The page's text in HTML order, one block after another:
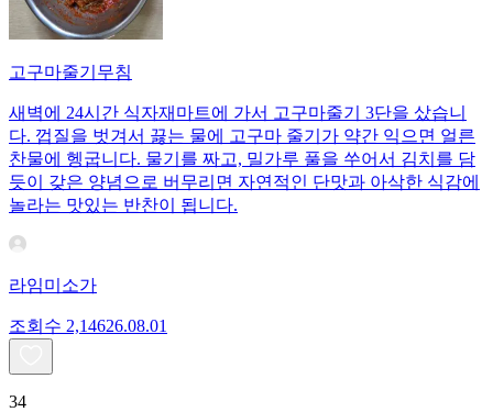
고구마줄기무침
새벽에 24시간 식자재마트에 가서 고구마줄기 3단을 샀습니
다. 껍질을 벗겨서 끓는 물에 고구마 줄기가 약간 익으면 얼른
찬물에 헹굽니다. 물기를 짜고, 밀가루 풀을 쑤어서 김치를 담
듯이 갖은 양념으로 버무리면 자연적인 단맛과 아삭한 식감에
놀라는 맛있는 반찬이 됩니다.
라임미소가
조회수 2,14626.08.01
34